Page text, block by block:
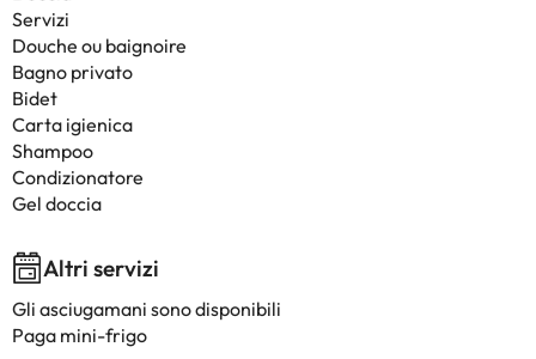
Servizi
Douche ou baignoire
Bagno privato
Bidet
Carta igienica
Shampoo
Condizionatore
Gel doccia
Altri servizi
Gli asciugamani sono disponibili
Paga mini-frigo